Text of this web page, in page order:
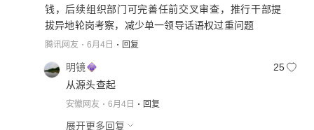
钱，后续组织部门可完善任前交叉审查，推行干部提
拔异地轮岗考察，减少单一领导话语权过重问题
腾讯网友 6月4日 回复
明镜
25
从源头查起
安徽网友 6月4日 回复
展开更多回复